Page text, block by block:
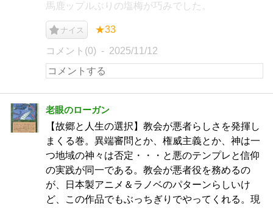
馬鹿ップルぶりの塩梅が巧みでした。
ナイス ★33
コメント(0) 2025/11/12
老眼のローガン
【故郷と人生の選択】教会が悪者らしさを発揮し
まくる巻。異端審問とか、権威主義とか、神は一
つ地域の神々は否定・・・と悪のテンプレと信仰
の実践が同一である。教会が悪者役を務めるの
が、日本製アニメ＆ラノベのパターンらしいけ
ど、この作品でもぶっちぎりでやってくれる。現